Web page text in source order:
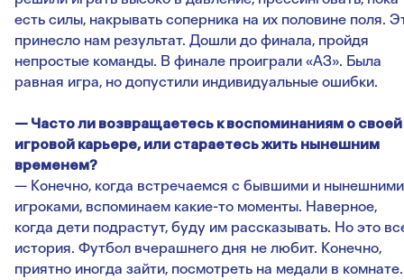
есть силы, накрывать соперника на их половине поля.
принесло нам результат. Дошли до финала, пройдя
непростые команды. В финале проиграли «АЗ». Была
равная игра, но допустили индивидуальные ошибки.
— Часто ли возвращаетесь к воспоминаниям о своей
игровой карьере, или стараетесь жить нынешним
временем?
— Конечно, когда встречаемся с бывшими и нынешними
игроками, вспоминаем какие-то моменты. Наверное,
когда дети подрастут, буду им рассказывать. Но это
история. Футбол вчерашнего дня не любит. Конечно,
приятно иногда зайти, посмотреть на медали в комнате.